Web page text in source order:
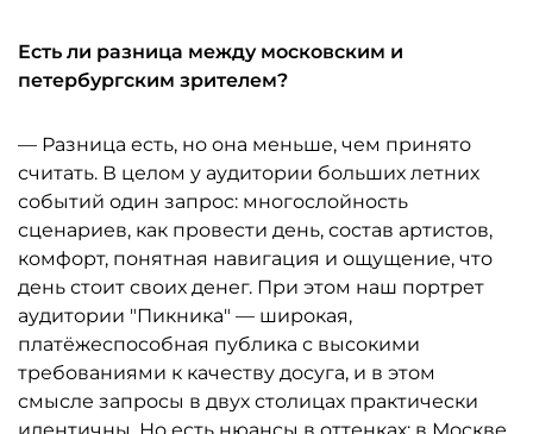
Есть ли разница между московским и
петербургским зрителем?
— Разница есть, но она меньше, чем принято
считать. В целом у аудитории больших летних
событий один запрос: многослойность
сценариев, как провести день, состав артистов,
комфорт, понятная навигация и ощущение, что
день стоит своих денег. При этом наш портрет
аудитории "Пикника" — широкая,
платёжеспособная публика с высокими
требованиями к качеству досуга, и в этом
смысле запросы в двух столицах практически